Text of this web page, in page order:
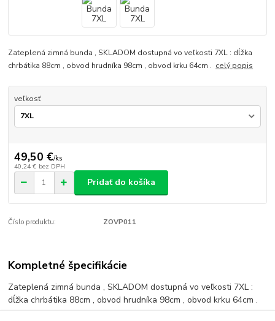
Zateplená zimná bunda , SKLADOM dostupná vo veľkosti 7XL : dĺžka
chrbátika 88cm , obvod hrudníka 98cm , obvod krku 64cm . celý popis
veľkosť
49,50 €/ks
40,24 € bez DPH
Pridať do košíka
Číslo produktu: ZOVP011
Kompletné špecifikácie
Zateplená zimná bunda , SKLADOM dostupná vo veľkosti 7XL :
dĺžka chrbátika 88cm , obvod hrudníka 98cm , obvod krku 64cm .